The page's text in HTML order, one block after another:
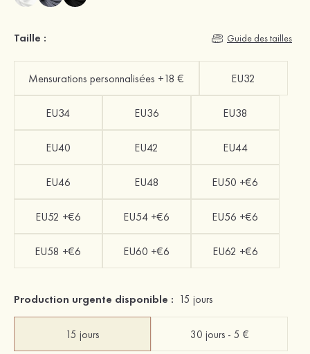
Taille : Guide des tailles
Mensurations personnalisées +18 € EU32
EU34 EU36 EU38
EU40 EU42 EU44
EU46 EU48 EU50 +€6
EU52 +€6 EU54 +€6 EU56 +€6
EU58 +€6 EU60 +€6 EU62 +€6
Production urgente disponible : 15 jours
15 jours 30 jours - 5 €